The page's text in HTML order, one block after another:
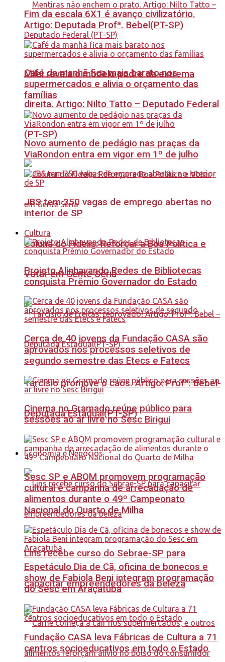
Milei revela o modelo podre da extrema
direita. Artigo: Nilto Tatto – Deputado Federal
(PT-SP)
Coluna do Fidelis: Reforçar a Boa Política e
Votar em Gente Séria
Tarcísio promove o caos. Artigo: Profª. Bebel-
Deputada Estadual(PT-SP)
Economia e Negócios
Lins recebe curso do Sebrae-SP para
capacitar empreendedores da beleza
Fim da escala 6X1 é avanço civilizatório.
Artigo: Deputada Profª. Bebel(PT-SP)
Café da manhã fica mais barato nos
supermercados e alivia o orçamento das
famílias
Novo aumento de pedágio nas praças da
ViaRondon entra em vigor em 1º de julho
JBS tem 350 vagas de emprego abertas no
interior de SP
Cultura
Projeto Alinhavando Redes de Bibliotecas
conquista Prêmio Governador do Estado
Cerca de 40 jovens da Fundação CASA são
aprovados nos processos seletivos de
segundo semestre das Etecs e Fatecs
Cinema no Gramado reúne público para
sessões ao ar livre no Sesc Birigui
Sesc SP e ABQM promovem programação
cultural e campanha de arrecadação de
alimentos durante o 49º Campeonato
Nacional do Quarto de Milha
Espetáculo Dia de Cã, oficina de bonecos e
show de Fabiola Beni integram programação
do Sesc em Araçatuba
Fundação CASA leva Fábricas de Cultura a 71
centros socioeducativos em todo o Estado